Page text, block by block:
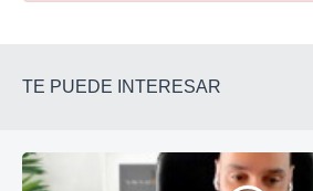
TE PUEDE INTERESAR